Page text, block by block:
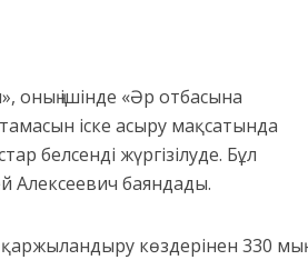
оның ішінде «Әр отбасына
іске асыру мақсатында
белсенді жүргізілуде. Бұл
Алексеевич баяндады.
көздерінен 330 мың